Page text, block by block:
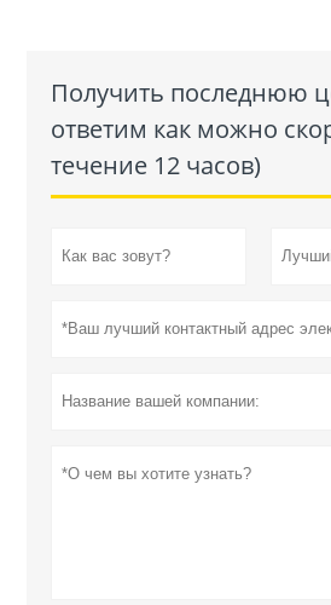
Получить последнюю
ответим как можно
течение 12 часов)